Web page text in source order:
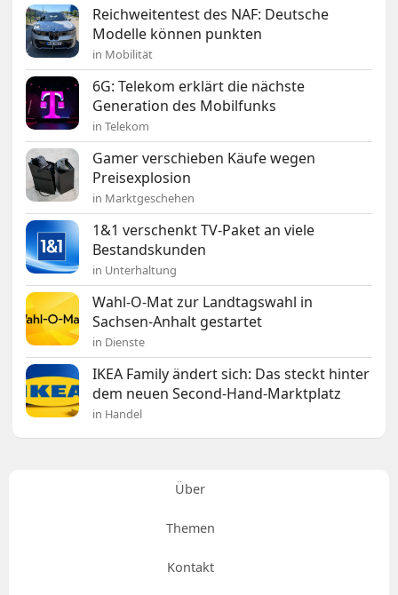
Reichweitentest des NAF: Deutsche
Modelle können punkten
in Mobilität
6G: Telekom erklärt die nächste
Generation des Mobilfunks
in Telekom
Gamer verschieben Käufe wegen
Preisexplosion
in Marktgeschehen
1&1 verschenkt TV-Paket an viele
Bestandskunden
in Unterhaltung
Wahl-O-Mat zur Landtagswahl in
Sachsen-Anhalt gestartet
in Dienste
IKEA Family ändert sich: Das steckt hinter
dem neuen Second-Hand-Marktplatz
in Handel
Über
Themen
Kontakt